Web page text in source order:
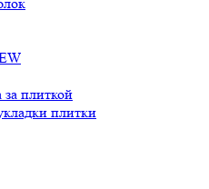
за плиткой
плитки